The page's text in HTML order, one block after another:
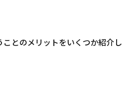
とのメリットをいくつか紹介し